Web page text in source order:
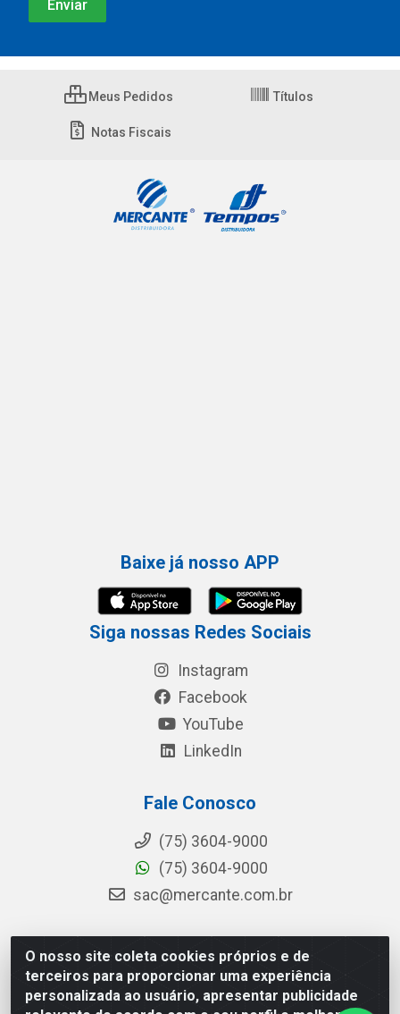
O nosso site coleta cookies próprios e de
terceiros para proporcionar uma experiência
personalizada ao usuário, apresentar publicidade
Meus Pedidos Títulos
Notas Fiscais
Baixe já nosso APP
Siga nossas Redes Sociais
Instagram
Facebook
YouTube
LinkedIn
Fale Conosco
(75) 3604-9000
(75) 3604-9000
sac@mercante.com.br
Mercante Distribuidora - Rua Mercante, 699 - Aviário,
Feira de Santana/BA - CEP 44.096-218 - CNPJ
96.755.848/0001-08